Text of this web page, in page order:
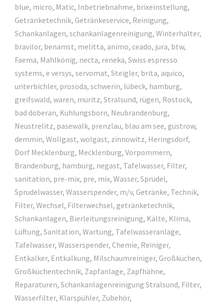
blue, micro, Matic, Inbetriebnahme, brixeinstellung,
Getränketechnik, Getränkeservice, Reinigung,
Schankanlagen, schankanlagenreinigung, Winterhalter,
bravilor, benamst, melitta, animo, ceado, jura, btw,
Faema, Mahlkönig, necta, reneka, Swiss espresso
systems, e versys, servomat, Steigler, brita, aquico,
unterbichler, prosoda, schwerin, lübeck, hamburg,
greifswald, waren, müritz, Stralsund, rügen, Rostock,
bad doberan, Kühlungsborn, Neubrandenburg,
Neustrelitz, pasewalk, prenzlau, blau am see, güstrow,
demmin, Wollgast, wolgast, zinnowitz, Heringsdorf,
Dorf Mecklenburg, Mecklenburg, Vorpommern,
Brandenburg, hamburg, negast, Tafelwasser, Filter,
sanitation, pre-mix, pre, mix, Wasser, Sprudel,
Sprudelwasser, Wasserspender, m/v, Getränke, Technik,
Filter, Wechsel, Filterwechsel, getränketechnik,
Schankanlagen, Bierleitungsreinigung, Kälte, Klima,
Lüftung, Sanitation, Wartung, Tafelwasseranlage,
Tafelwasser, Wasserspender, Chemie, Reiniger,
Entkalker, Entkalkung, Milschaumreiniger, Großküchen,
Großküchentechnik, Zapfanlage, Zapfhähne,
Reparaturen, Schankanlagenreinigung Stralsund, Filter,
Wasserfilter, Klarspühler, Zubehör,